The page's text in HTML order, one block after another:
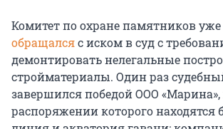
Комитет по охране памятников
обращалсяс иском в суд с
демонтировать нелегальные
стройматериалы. Один раз
завершился победой ООО «Марина»,
распоряжении которого находятся